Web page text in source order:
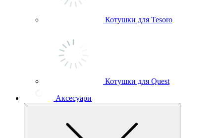
Котушки для Tesoro
Котушки для Quest
Аксесуари